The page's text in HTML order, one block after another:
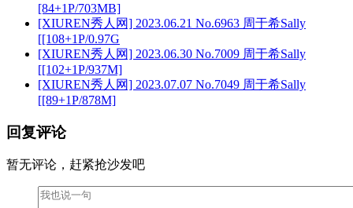
[84+1P/703MB]
[XIUREN秀人网] 2023.06.21 No.6963 周于希Sally
[[108+1P/0.97G
[XIUREN秀人网] 2023.06.30 No.7009 周于希Sally
[[102+1P/937M]
[XIUREN秀人网] 2023.07.07 No.7049 周于希Sally
[[89+1P/878M]
回复评论
暂无评论，赶紧抢沙发吧